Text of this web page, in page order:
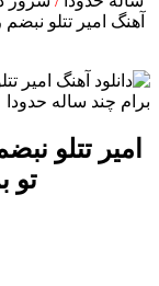
آهنگ امیر تتلو
امیر تتلو
تو